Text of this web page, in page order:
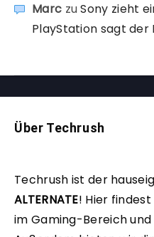
Marc zuSony zieht
PlayStation sagt der
Über Techrush
Techrush ist der
ALTERNATE! Hier
im Gaming-Bereich